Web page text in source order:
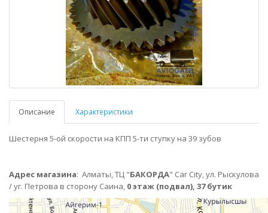
Описание Характеристики
Шестерня 5-ой скорости на КПП 5-ти ступку на 39 зубов
Адрес магазина: Алматы,ТЦ "БАКОРДА" Car City, ул. Рыскулова
/ уг. Петрова в сторону Саина, 0 этаж (подвал), 37 бутик